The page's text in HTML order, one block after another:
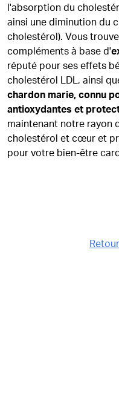
l'absorption du
ainsi une diminution du
cholestérol). Vous
compléments à base d'
réputé pour ses effets
cholestérol LDL, ainsi
chardon marie, connu
antioxydantes et
maintenant notre rayon
cholestérol et cœur et
pour votre bien-être